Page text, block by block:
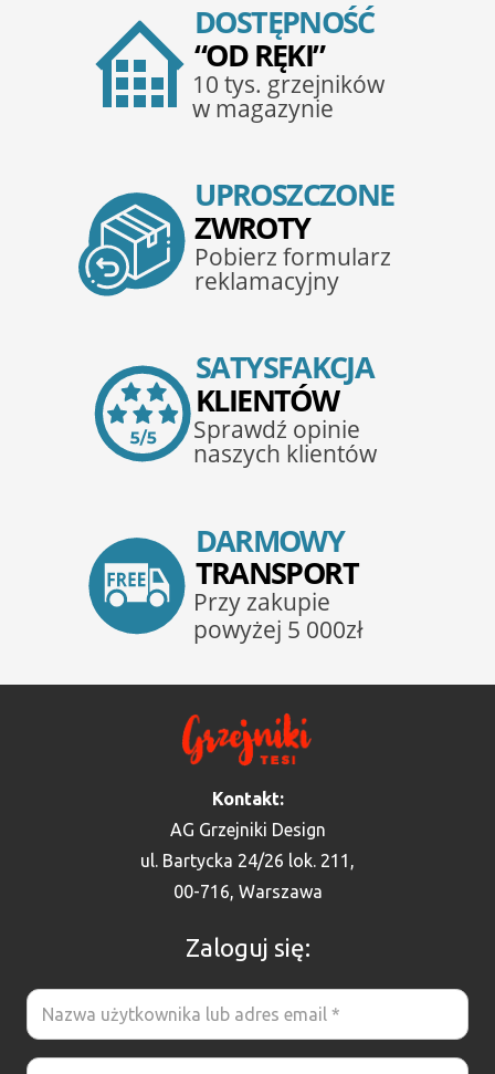
Kontakt:
AG Grzejniki Design
ul. Bartycka 24/26 lok. 211,
00-716, Warszawa
Zaloguj się: